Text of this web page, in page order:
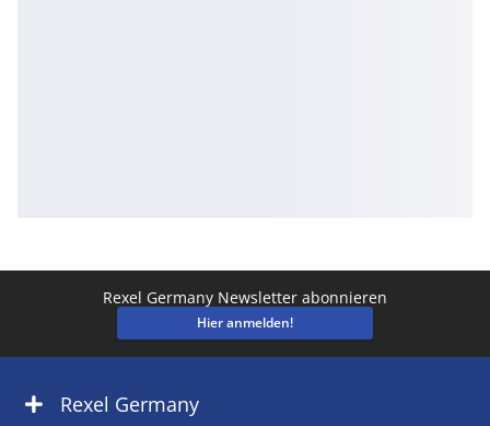
Rexel Germany Newsletter abonnieren
Hier anmelden!
Rexel Germany